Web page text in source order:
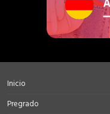
Inicio
Pregrado